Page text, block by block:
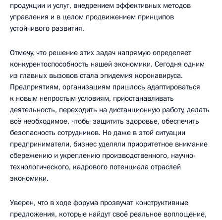
продукции и услуг, внедрением эффективных методов
управления и в целом продвижением принципов
устойчивого развития.
Отмечу, что решение этих задач напрямую определяет
конкурентоспособность нашей экономики. Сегодня одним
из главных вызовов стала эпидемия коронавируса.
Предприятиям, организациям пришлось адаптироваться
к новым непростым условиям, приостанавливать
деятельность, переходить на дистанционную работу, делать
всё необходимое, чтобы защитить здоровье, обеспечить
безопасность сотрудников. Но даже в этой ситуации
предприниматели, бизнес уделяли приоритетное внимание
сбережению и укреплению производственного, научно-
технологического, кадрового потенциала отраслей
экономики.
Уверен, что в ходе форума прозвучат конструктивные
предложения, которые найдут своё реальное воплощение,